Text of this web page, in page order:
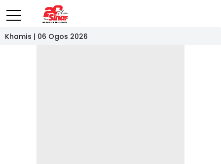
Khamis | 06 Ogos 2026